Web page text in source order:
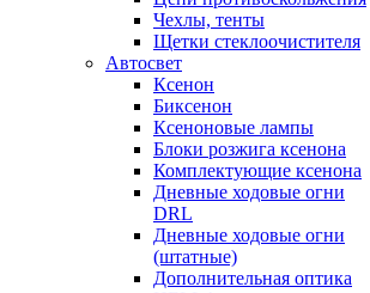
Чехлы, тенты
Щетки стеклоочистителя
Автосвет
Ксенон
Биксенон
Ксеноновые лампы
Блоки розжига ксенона
Комплектующие ксенона
Дневные ходовые огни
DRL
Дневные ходовые огни
(штатные)
Дополнительная оптика